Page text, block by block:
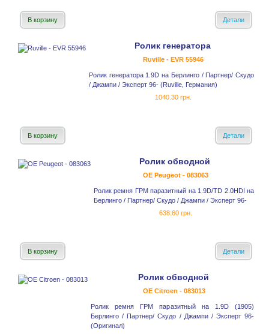
В корзину Детали
Ролик генератора
Ruville - EVR 55946
Ролик генератора 1.9D на Берлинго / Партнер/ Скудо
/ Джампи / Эксперт 96- (Ruville, Германия)
1040.30 грн.
В корзину Детали
Ролик обводной
OE Peugeot - 083063
Ролик ремня ГРМ паразитный на 1.9D/TD 2.0HDI на
Берлинго / Партнер/ Скудо / Джампи / Эксперт 96-
638.60 грн.
В корзину Детали
Ролик обводной
OE Citroen - 083013
Ролик ремня ГРМ паразитный на 1.9D (1905)
Берлинго / Партнер/ Скудо / Джампи / Эксперт 96-
(Оригинал)